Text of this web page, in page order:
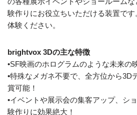
験作りにお役立ちいただける装置で
体験ください。
brightvox 3Dの主な特徴
•SF映画のホログラムのような未来の
•特殊なメガネ不要で、全方位から3D
賞可能！
•イベントや展示会の集客アップ、シ
験作りに効果絶大！